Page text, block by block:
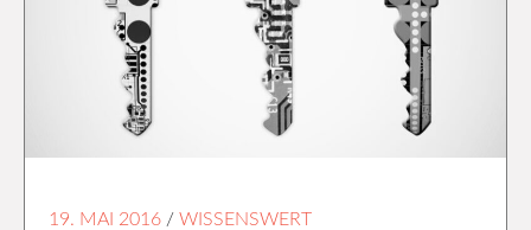
19. MAI 2016 / WISSENSWERT